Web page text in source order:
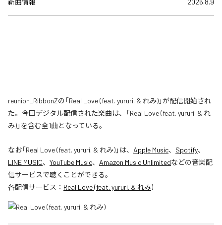
reunion_RibbonZの「Real Love (feat. yururi. & れみ)」が配信開始され
た。今回デジタル配信された楽曲は、「Real Love (feat. yururi. & れ
み)」を含む全1曲となっている。
なお「Real Love (feat. yururi. & れみ)」は、 Apple Music、 Spotify、
LINE MUSIC、 YouTube Music、 Amazon Music Unlimitedなどの音楽配
信サービスで聴くことができる。
各配信サービス： Real Love (feat. yururi. & れみ)